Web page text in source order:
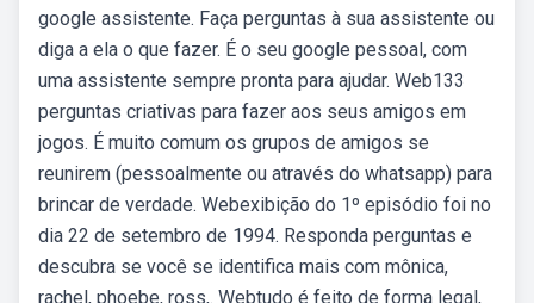
google assistente. Faça perguntas à sua assistente ou
diga a ela o que fazer. É o seu google pessoal, com
uma assistente sempre pronta para ajudar. Web133
perguntas criativas para fazer aos seus amigos em
jogos. É muito comum os grupos de amigos se
reunirem (pessoalmente ou através do whatsapp) para
brincar de verdade. Webexibição do 1º episódio foi no
dia 22 de setembro de 1994. Responda perguntas e
descubra se você se identifica mais com mônica,
rachel, phoebe, ross,. Webtudo é feito de forma legal,